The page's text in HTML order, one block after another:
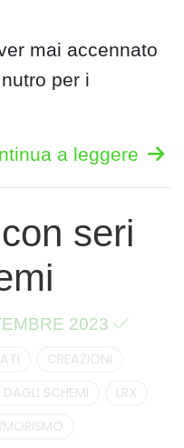
mai accennato
per i
a leggere
seri
2023
CREAZIONI
DAGLI SCHEMI
LRX